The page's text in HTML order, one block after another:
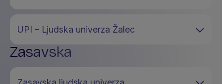
UPI – Ljudska univerza Žalec
Zasavska